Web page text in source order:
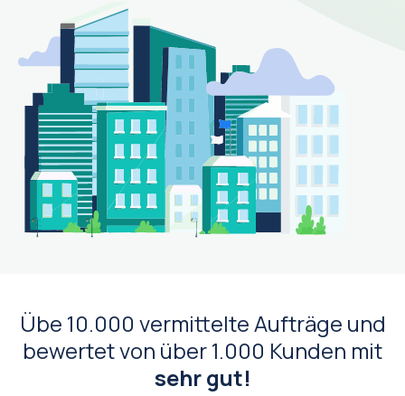
Übe 10.000 vermittelte Aufträge und
bewertet von über 1.000 Kunden mit
sehr gut!